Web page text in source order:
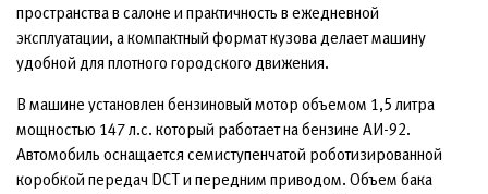
пространства в салоне и практичность в ежедневной
эксплуатации, а компактный формат кузова делает машину
удобной для плотного городского движения.
В машине установлен бензиновый мотор объемом 1,5 литра
мощностью 147 л.с. который работает на бензине АИ-92.
Автомобиль оснащается семиступенчатой роботизированной
коробкой передач DCT и передним приводом. Объем бака